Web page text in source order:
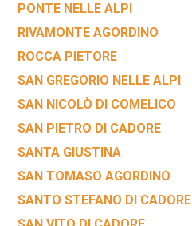
PONTE NELLE ALPI
RIVAMONTE AGORDINO
ROCCA PIETORE
SAN GREGORIO NELLE ALPI
SAN NICOLÒ DI COMELICO
SAN PIETRO DI CADORE
SANTA GIUSTINA
SAN TOMASO AGORDINO
SANTO STEFANO DI CADORE